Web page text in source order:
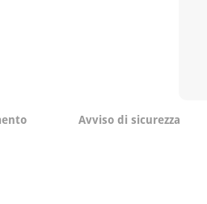
Avviso di sicurezza